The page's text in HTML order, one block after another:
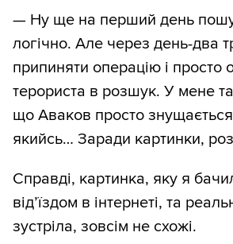
— Ну ще на перший день
логічно. Але через день-два
припиняти операцію і просто
терориста в розшук. У мене
що Аваков просто
якийсь… Заради картинки,
Справді, картинка, яку я
від’їздом в інтернеті, та
зустріла, зовсім не схожі.